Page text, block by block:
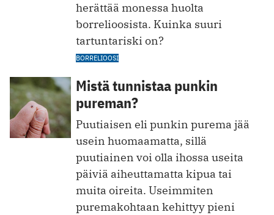
herättää monessa huolta
borrelioosista. Kuinka suuri
tartuntariski on?
BORRELIOOSI
Mistä tunnistaa punkin
pureman?
Puutiaisen eli punkin purema jää
usein huomaamatta, sillä
puutiainen voi olla ihossa useita
päiviä aiheuttamatta kipua tai
muita oireita. Useimmiten
puremakohtaan kehittyy pieni